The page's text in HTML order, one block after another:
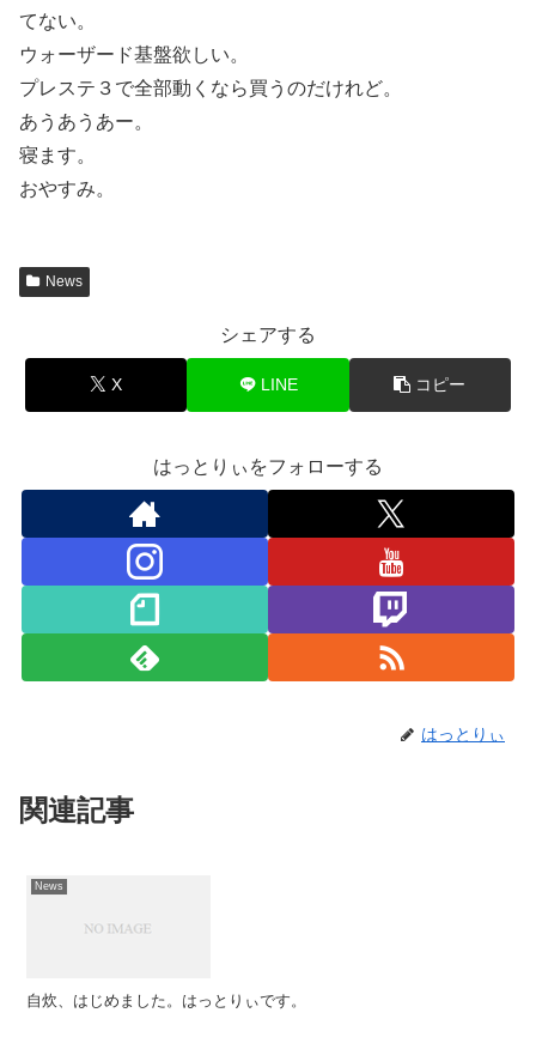
てない。
ウォーザード基盤欲しい。
プレステ３で全部動くなら買うのだけれど。
あうあうあー。
寝ます。
おやすみ。
News
シェアする
X LINE コピー
はっとりぃをフォローする
はっとりぃ
関連記事
News
自炊、はじめました。はっとりぃです。